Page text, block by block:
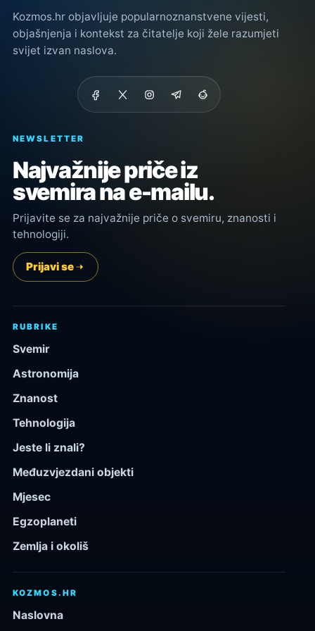
Kozmos.hr objavljuje popularnoznanstvene vijesti,
objašnjenja i kontekst za čitatelje koji žele razumjeti
svijet izvan naslova.
NEWSLETTER
Najvažnije priče iz
svemira na e-mailu.
Prijavite se za najvažnije priče o svemiru, znanosti i
tehnologiji.
Prijavi se
RUBRIKE
Svemir
Astronomija
Znanost
Tehnologija
Jeste li znali?
Međuzvjezdani objekti
Mjesec
Egzoplaneti
Zemlja i okoliš
KOZMOS.HR
Naslovna